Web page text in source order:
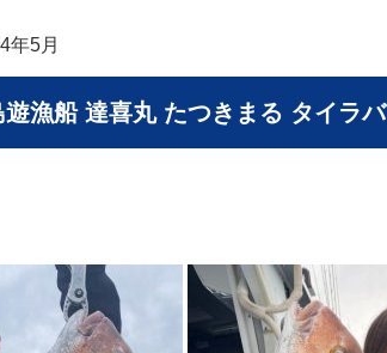
年5月
漁船 達喜丸 たつきまる タイラバ